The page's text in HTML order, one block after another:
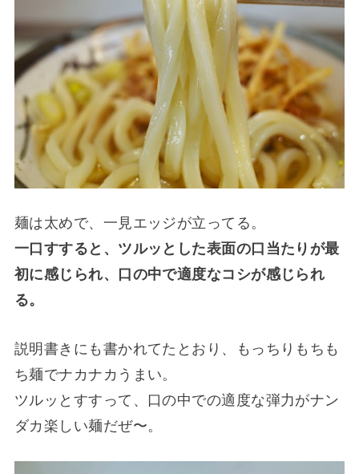
麺は太めで、一見エッジが立ってる。
一口すすると、ツルッとした表面の口当たりが最
初に感じられ、口の中で適度なコシが感じられ
る。
説明書きにも書かれてたとおり、もっちりもちも
ち麺でナカナカうまい。
ツルッとすすって、口の中での適度な弾力がナン
ダカ楽しい麺だぜ〜。